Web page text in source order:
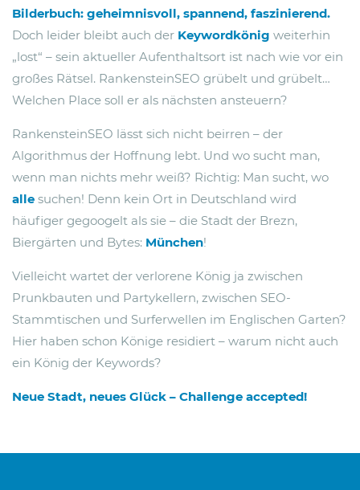
Bilderbuch: geheimnisvoll, spannend, faszinierend.
Doch leider bleibt auch der Keywordkönig weiterhin
„lost“ – sein aktueller Aufenthaltsort ist nach wie vor ein
großes Rätsel. RankensteinSEO grübelt und grübelt…
Welchen Place soll er als nächsten ansteuern?
RankensteinSEO lässt sich nicht beirren – der
Algorithmus der Hoffnung lebt. Und wo sucht man,
wenn man nichts mehr weiß? Richtig: Man sucht, wo
alle suchen! Denn kein Ort in Deutschland wird
häufiger gegoogelt als sie – die Stadt der Brezn,
Biergärten und Bytes: München!
Vielleicht wartet der verlorene König ja zwischen
Prunkbauten und Partykellern, zwischen SEO-
Stammtischen und Surferwellen im Englischen Garten?
Hier haben schon Könige residiert – warum nicht auch
ein König der Keywords?
Neue Stadt, neues Glück – Challenge accepted!